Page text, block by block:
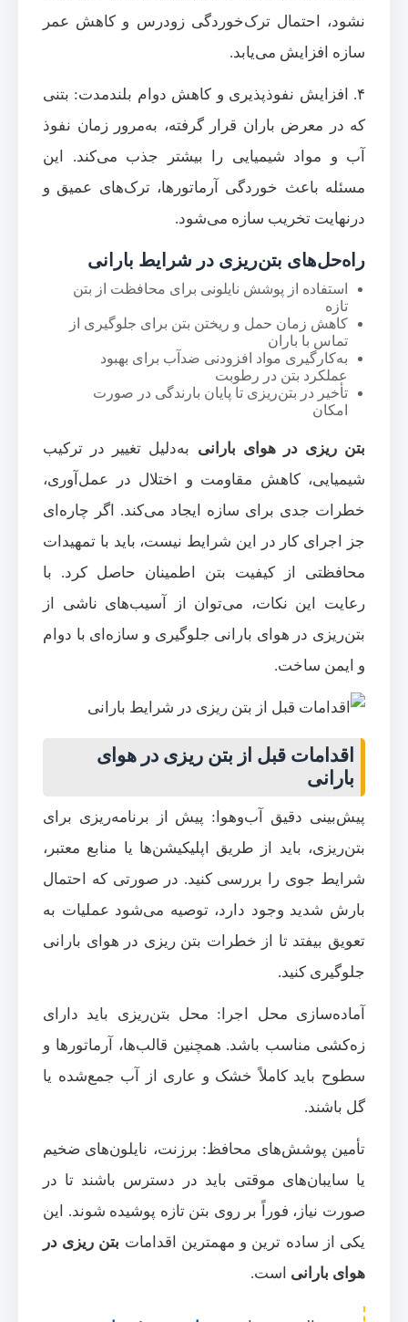
نشود، احتمال ترک‌خوردگی زودرس و کاهش عمر
سازه افزایش می‌یابد.
۴. افزایش نفوذپذیری و کاهش دوام بلندمدت: بتنی
که در معرض باران قرار گرفته، به‌مرور زمان نفوذ
آب و مواد شیمیایی را بیشتر جذب می‌کند. این
مسئله باعث خوردگی آرماتورها، ترک‌های عمیق و
درنهایت تخریب سازه می‌شود.
راه‌حل‌های بتن‌ریزی در شرایط بارانی
استفاده از پوشش نایلونی برای محافظت از بتن
تازه
کاهش زمان حمل و ریختن بتن برای جلوگیری از
تماس با باران
به‌کارگیری مواد افزودنی ضدآب برای بهبود
عملکرد بتن در رطوبت
تأخیر در بتن‌ریزی تا پایان بارندگی در صورت
امکان
بتن ریزی در هوای بارانی به‌دلیل تغییر در ترکیب
شیمیایی، کاهش مقاومت و اختلال در عمل‌آوری،
خطرات جدی برای سازه ایجاد می‌کند. اگر چاره‌ای
جز اجرای کار در این شرایط نیست، باید با تمهیدات
محافظتی از کیفیت بتن اطمینان حاصل کرد. با
رعایت این نکات، می‌توان از آسیب‌های ناشی از
بتن‌ریزی در هوای بارانی جلوگیری و سازه‌ای با دوام
و ایمن ساخت.
اقدامات قبل از بتن ریزی در هوای
بارانی
پیش‌بینی دقیق آب‌وهوا: پیش از برنامه‌ریزی برای
بتن‌ریزی، باید از طریق اپلیکیشن‌ها یا منابع معتبر،
شرایط جوی را بررسی کنید. در صورتی که احتمال
بارش شدید وجود دارد، توصیه می‌شود عملیات به
تعویق بیفتد تا از خطرات بتن ریزی در هوای بارانی
جلوگیری کنید.
آماده‌سازی محل اجرا: محل بتن‌ریزی باید دارای
زه‌کشی مناسب باشد. همچنین قالب‌ها، آرماتورها و
سطوح باید کاملاً خشک و عاری از آب جمع‌شده یا
گل باشند.
تأمین پوشش‌های محافظ: برزنت، نایلون‌های ضخیم
یا سایبان‌های موقتی باید در دسترس باشند تا در
صورت نیاز، فوراً بر روی بتن تازه پوشیده شوند. این
یکی از ساده ترین و مهمترین اقدامات بتن ریزی در
هوای بارانی است.